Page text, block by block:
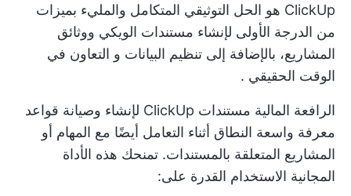
ClickUp هو الحل التوثيقي المتكامل والمليء بميزات
من الدرجة الأولى لإنشاء مستندات الويكي ووثائق
المشاريع، بالإضافة إلى تنظيم البيانات و التعاون في
الوقت الحقيقي .
الرافعة المالية مستندات ClickUp لإنشاء وصيانة قواعد
معرفة واسعة النطاق أثناء التعامل أيضًا مع المهام أو
المشاريع المتعلقة بالمستندات. تمنحك هذه الأداة
المجانية الاستخدام القدرة على: